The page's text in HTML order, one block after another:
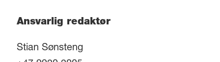
Ansvarlig redaktør
Stian Sønsteng